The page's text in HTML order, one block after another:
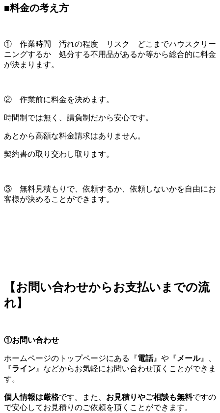
■料金の考え方
① 作業時間 汚れの程度 リスク どこまでハウスクリー
ニングするか 処分する不用品があるか等から総合的に料金
が決まります。
② 作業前に料金を決めます。
時間制では無く、請負制だから安心です。
あとから高額な料金請求はありません。
契約書の取り交わし取ります。
③ 無料見積もりで、依頼するか、依頼しないかを自由にお
客様が決めることができます。
【お問い合わせからお支払いまでの流
れ】
①お問い合わせ
ホームページのトップページにある『電話』や『メール』、
『ライン』などからお気軽にお問い合わせ頂くことができま
す。
個人情報は厳格です。また、 お見積りやご相談も無料ですの
で安心してお見積りのご依頼を頂くことができます。